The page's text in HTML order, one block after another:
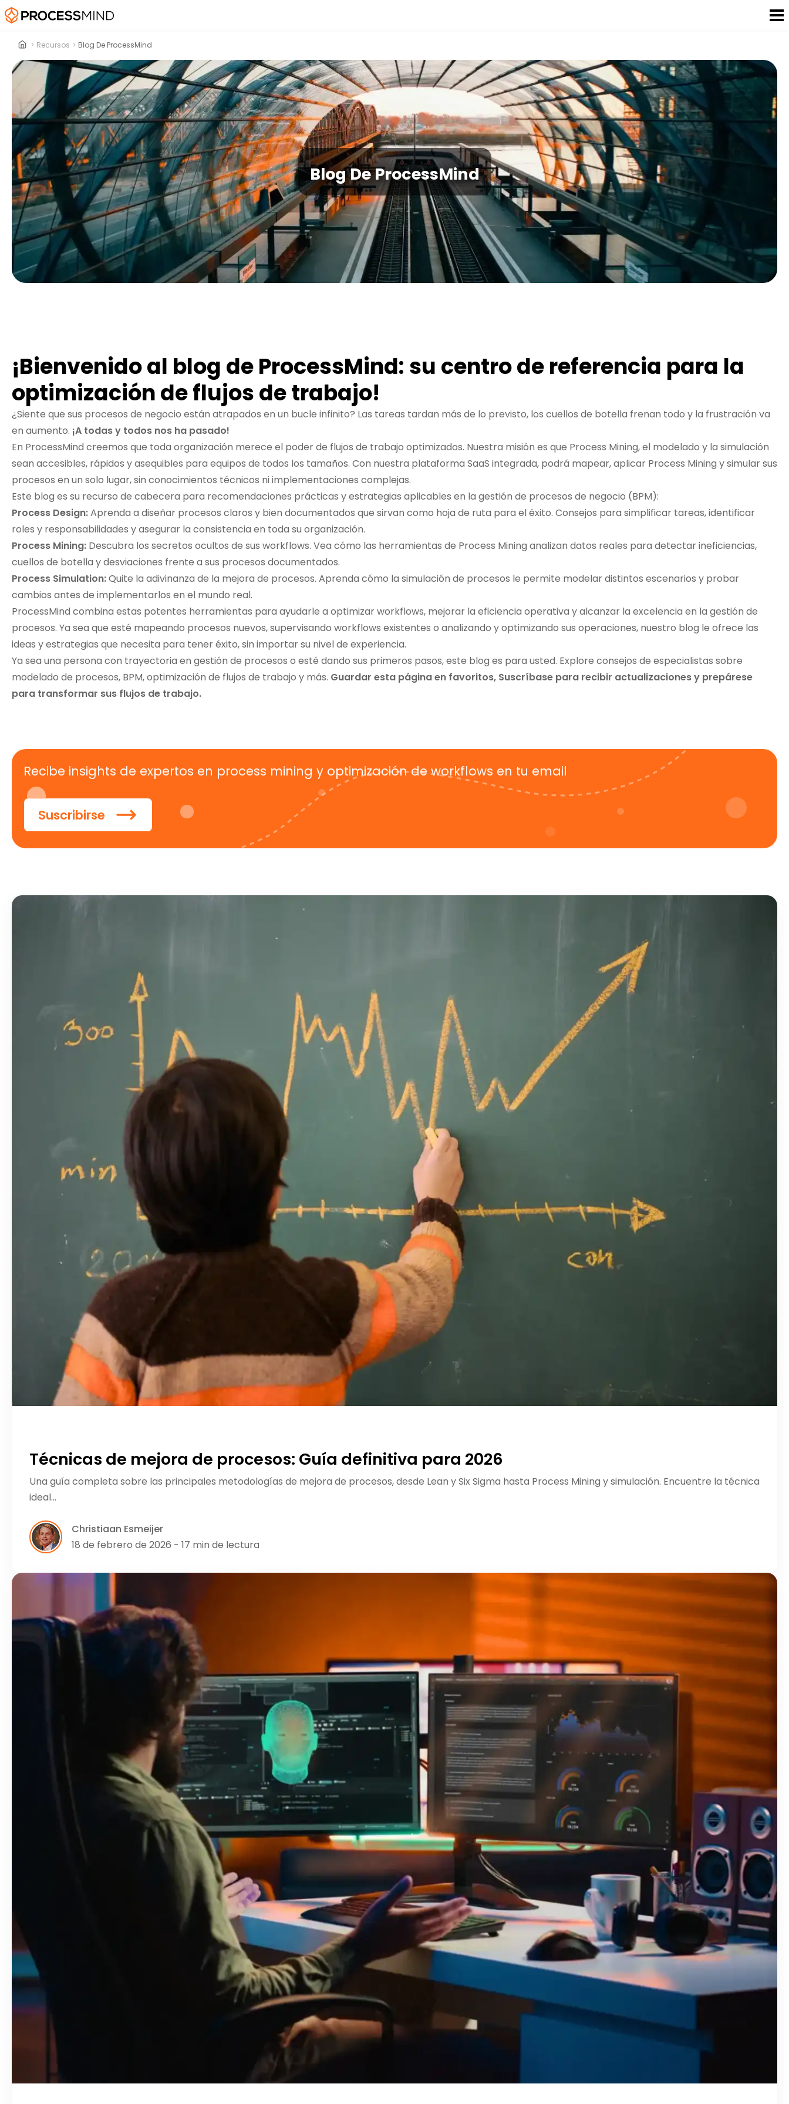
> Recursos > Blog De ProcessMind
Blog De ProcessMind
¡Bienvenido al blog de ProcessMind: su centro de referencia para la
optimización de flujos de trabajo!
¿Siente que sus procesos de negocio están atrapados en un bucle infinito? Las tareas tardan más de lo previsto, los cuellos de botella frenan todo y la frustración va
en aumento. ¡A todas y todos nos ha pasado!
En ProcessMind creemos que toda organización merece el poder de flujos de trabajo optimizados. Nuestra misión es que Process Mining, el modelado y la simulación
sean accesibles, rápidos y asequibles para equipos de todos los tamaños. Con nuestra plataforma SaaS integrada, podrá mapear, aplicar Process Mining y simular sus
procesos en un solo lugar, sin conocimientos técnicos ni implementaciones complejas.
Este blog es su recurso de cabecera para recomendaciones prácticas y estrategias aplicables en la gestión de procesos de negocio (BPM):
Process Design:Aprenda a diseñar procesos claros y bien documentados que sirvan como hoja de ruta para el éxito. Consejos para simplificar tareas, identificar
roles y responsabilidades y asegurar la consistencia en toda su organización.
Process Mining: Descubra los secretos ocultos de sus workflows. Vea cómo las herramientas de Process Mining analizan datos reales para detectar ineficiencias,
cuellos de botella y desviaciones frente a sus procesos documentados.
Process Simulation:Quite la adivinanza de la mejora de procesos. Aprenda cómo la simulación de procesos le permite modelar distintos escenarios y probar
cambios antes de implementarlos en el mundo real.
ProcessMind combina estas potentes herramientas para ayudarle a optimizar workflows, mejorar la eficiencia operativa y alcanzar la excelencia en la gestión de
procesos. Ya sea que esté mapeando procesos nuevos, supervisando workflows existentes o analizando y optimizando sus operaciones, nuestro blog le ofrece las
ideas y estrategias que necesita para tener éxito, sin importar su nivel de experiencia.
Ya sea una persona con trayectoria en gestión de procesos o esté dando sus primeros pasos, este blog es para usted. Explore consejos de especialistas sobre
modelado de procesos, BPM, optimización de flujos de trabajo y más. Guardar esta página en favoritos, Suscríbase para recibir actualizacionesy prepárese
para transformar sus flujos de trabajo.
Recibe insights de expertos en process mining y optimización de workflows en tu email
Suscribirse
Técnicas de mejora de procesos: Guía definitiva para 2026
Una guía completa sobre las principales metodologías de mejora de procesos, desde Lean y Six Sigma hasta Process Mining y simulación. Encuentre la técnica
ideal…
Christiaan Esmeijer
18 de febrero de 2026 - 17 min de lectura